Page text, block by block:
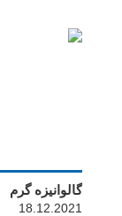
گالوانیزه گرم
18.12.2021